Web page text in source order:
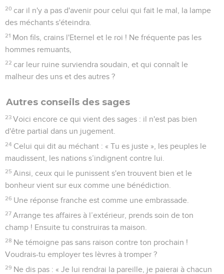
20 car il n'y a pas d'avenir pour celui qui fait le mal, la lampe
des méchants s'éteindra.
21 Mon fils, crains l'Eternel et le roi ! Ne fréquente pas les
hommes remuants,
22 car leur ruine surviendra soudain, et qui connaît le
malheur des uns et des autres ?
Autres conseils des sages
23 Voici encore ce qui vient des sages : il n'est pas bien
d'être partial dans un jugement.
24 Celui qui dit au méchant : « Tu es juste », les peuples le
maudissent, les nations s’indignent contre lui.
25 Ainsi, ceux qui le punissent s'en trouvent bien et le
bonheur vient sur eux comme une bénédiction.
26 Une réponse franche est comme une embrassade.
27 Arrange tes affaires à l’extérieur, prends soin de ton
champ ! Ensuite tu construiras ta maison.
28 Ne témoigne pas sans raison contre ton prochain !
Voudrais-tu employer tes lèvres à tromper ?
29 Ne dis pas : « Je lui rendrai la pareille, je paierai à chacun